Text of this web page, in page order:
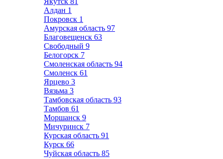
Алдан 1
Покровск 1
Амурская область 97
Благовещенск 63
Свободный 9
Белогорск 7
Смоленская область 94
Смоленск 61
Ярцево 3
Вязьма 3
Тамбовская область 93
Тамбов 61
Моршанск 9
Мичуринск 7
Курская область 91
Курск 66
Чуйская область 85